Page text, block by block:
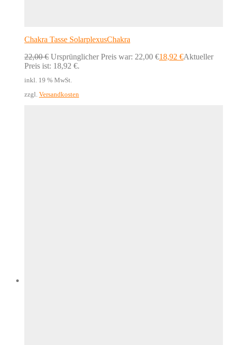
Chakra Tasse SolarplexusChakra
22,00€ Ursprünglicher Preis war: 22,00 €18,92 €Aktueller
Preis ist: 18,92 €.
inkl. 19 % MwSt.
zzgl. Versandkosten